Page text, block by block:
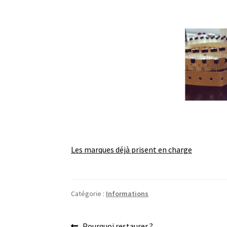
Les marques déjà prisent en charge
Catégorie : Informations